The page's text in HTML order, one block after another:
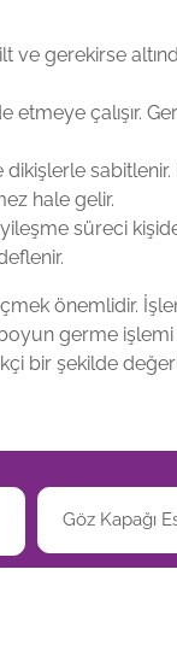
ve gerekirse
çalışır.
hale gelir.
süreci
önemlidir.
germe
bir şekilde